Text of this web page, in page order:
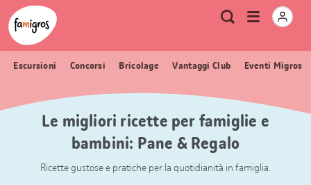
Navigazione
segnalibri
Header
Logo Metanavigazione
Ricerca
Apri
menu
Escursioni Concorsi Bricolage Vantaggi Club Eventi Migros
Le migliori ricette per famiglie e
bambini: Pane & Regalo
Ricette gustose e pratiche per la quotidianità in famiglia.